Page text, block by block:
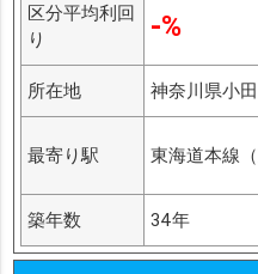
区分平均利回
り
-%
所在地 神奈川県小
最寄り駅 東海道本線
築年数 34年